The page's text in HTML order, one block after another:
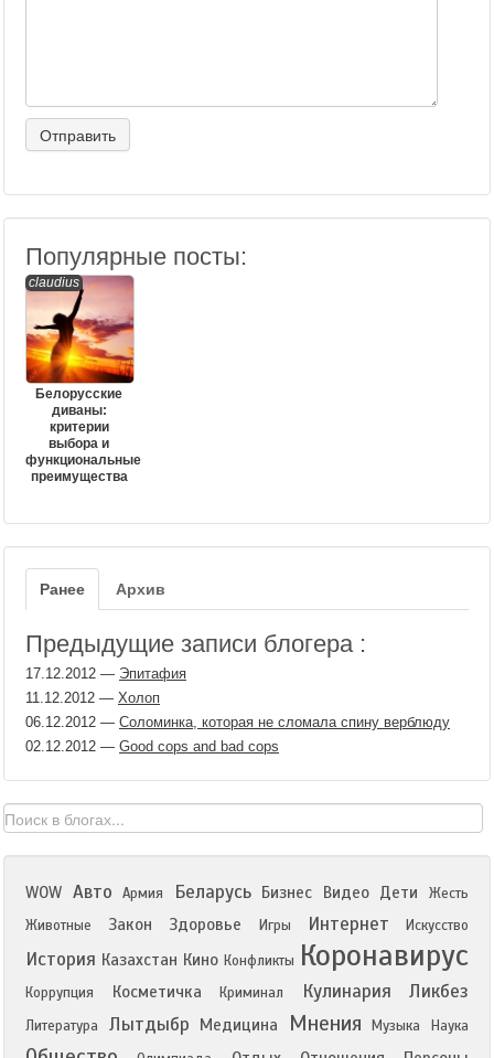
Популярные посты:
claudius
Белорусские
диваны:
критерии
выбора и
функциональные
преимущества
Ранее Архив
Предыдущие записи блогера :
17.12.2012 — Эпитафия
11.12.2012 — Холоп
06.12.2012 — Соломинка, которая не сломала спину верблюду
02.12.2012 — Good cops and bad cops
WOW Авто Армия Беларусь Бизнес Видео Дети
Жесть
Животные
Закон Здоровье Игры Интернет Искусство
История Казахстан Кино Конфликты Коронавирус
Коррупция Косметичка Криминал Кулинария Ликбез
Литература Лытдыбр Медицина Мнения Музыка Наука